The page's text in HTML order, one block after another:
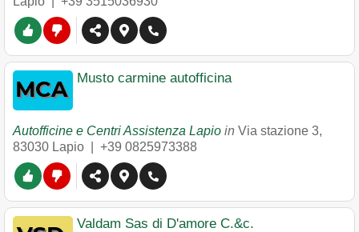
Musto carmine autofficina
Autofficine e Centri Assistenza Lapio in Via stazione 3,
83030 Lapio +39 0825973388
Valdam Sas di D'amore C.&c.